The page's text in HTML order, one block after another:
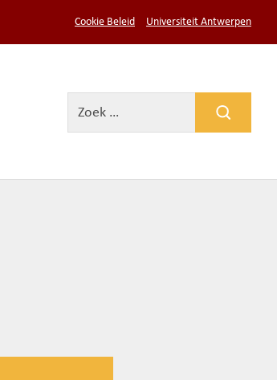
Cookie Beleid Universiteit Antwerpen